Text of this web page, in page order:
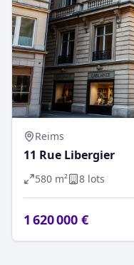
Reims
11 Rue Libergier
580 m² 8 lots
1 620 000 €